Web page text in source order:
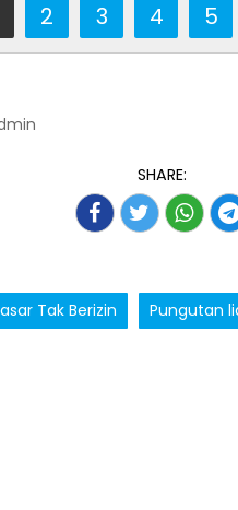
2 3 4 5
SHARE:
Tak Berizin Pungutan